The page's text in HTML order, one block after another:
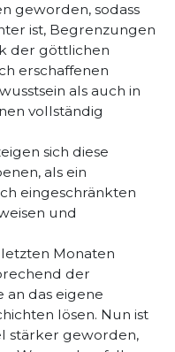
geworden, sodass
ist, Begrenzungen
der göttlichen
erschaffenen
als auch in
vollständig
sich diese
als ein
eingeschränkten
und
Monaten
der
das eigene
lösen. Nun ist
stärker geworden,